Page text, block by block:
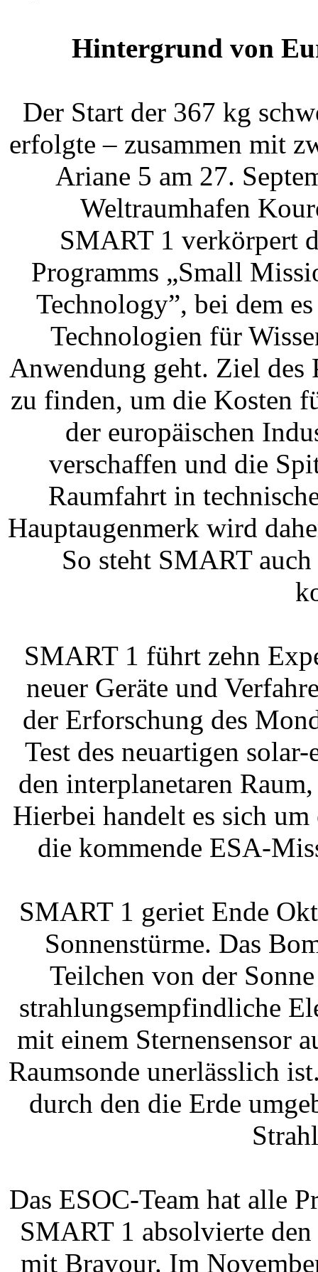
Hintergrund von
Der Start der 367 kg
erfolgte – zusammen mit
Ariane 5 am 27.
Weltraumhafen
SMART 1 verkörpert
Programms „Small
Technology”, bei dem
Technologien für
Anwendung geht. Ziel des
zu finden, um die Kosten
der europäischen
verschaffen und die
Raumfahrt in
Hauptaugenmerk wird
So steht SMART
SMART 1 führt zehn
neuer Geräte und
der Erforschung des
Test des neuartigen
den interplanetaren
Hierbei handelt es sich
die kommende ESA-
SMART 1 geriet Ende
Sonnenstürme. Das
Teilchen von der
strahlungsempfindliche
mit einem Sternensensor
Raumsonde unerlässlich
durch den die Erde
Das ESOC-Team hat alle
SMART 1 absolvierte
mit Bravour. Im